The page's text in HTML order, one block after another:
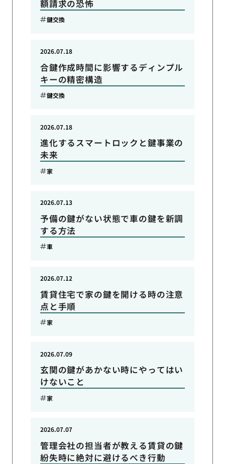
額請求の恐怖
鍵交換
合鍵作成時間に影響するディンプル
キーの精密構造
2026.07.18
鍵交換
進化するスマートロックと鍵事業の
未来
2026.07.18
家
予備の鍵がない状態で車の鍵を新調
する方法
2026.07.13
車
賃貸住宅で家の鍵を開ける時の注意
点と手順
2026.07.12
家
玄関の鍵があかない時にやってはい
けないこと
2026.07.09
家
管理会社の担当者が教える賃貸の鍵
紛失時に絶対に避けるべき行動
2026.07.07